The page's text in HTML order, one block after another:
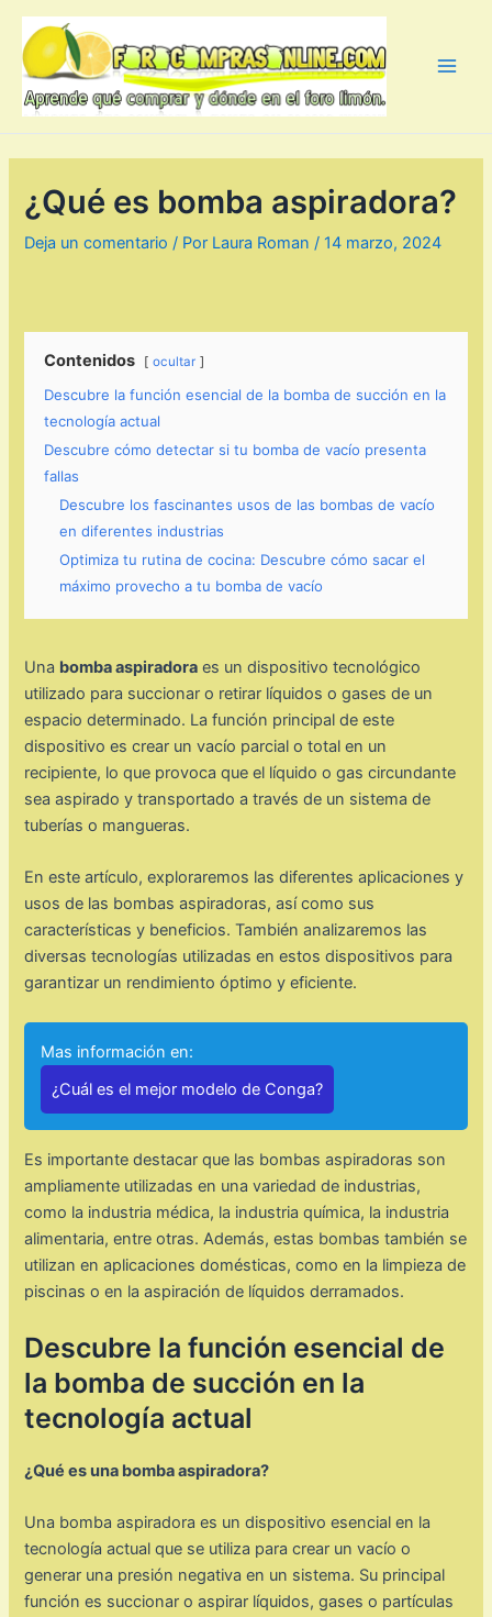
contenido
¿Qué es bomba aspiradora?
Deja un comentario / Por Laura Roman /14 marzo, 2024
Contenidos ocultar
Descubre la función esencial de la bomba de succión en la
tecnología actual
Descubre cómo detectar si tu bomba de vacío presenta
fallas
Descubre los fascinantes usos de las bombas de vacío
en diferentes industrias
Optimiza tu rutina de cocina: Descubre cómo sacar el
máximo provecho a tu bomba de vacío
Una bomba aspiradora es un dispositivo tecnológico
utilizado para succionar o retirar líquidos o gases de un
espacio determinado. La función principal de este
dispositivo es crear un vacío parcial o total en un
recipiente, lo que provoca que el líquido o gas circundante
sea aspirado y transportado a través de un sistema de
tuberías o mangueras.
En este artículo, exploraremos las diferentes aplicaciones y
usos de las bombas aspiradoras, así como sus
características y beneficios. También analizaremos las
diversas tecnologías utilizadas en estos dispositivos para
garantizar un rendimiento óptimo y eficiente.
Mas información en:
¿Cuál es el mejor modelo de Conga?
Es importante destacar que las bombas aspiradoras son
ampliamente utilizadas en una variedad de industrias,
como la industria médica, la industria química, la industria
alimentaria, entre otras. Además, estas bombas también se
utilizan en aplicaciones domésticas, como en la limpieza de
piscinas o en la aspiración de líquidos derramados.
Descubre la función esencial de
la bomba de succión en la
tecnología actual
¿Qué es una bomba aspiradora?
Una bomba aspiradora es un dispositivo esencial en la
tecnología actual que se utiliza para crear un vacío o
generar una presión negativa en un sistema. Su principal
función es succionar o aspirar líquidos, gases o partículas